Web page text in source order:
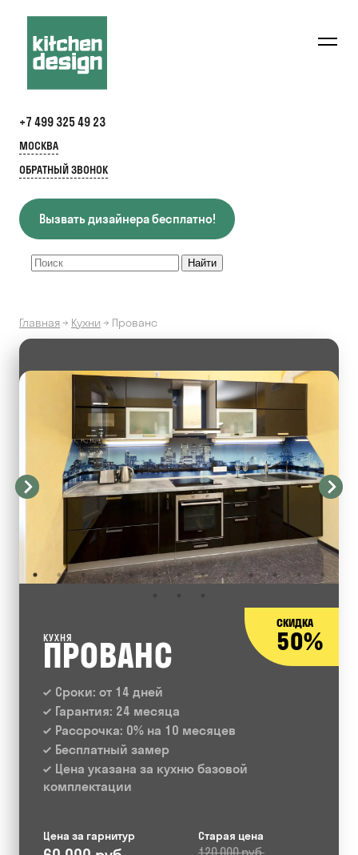
+7 499 325 49 23
МОСКВА
ОБРАТНЫЙ ЗВОНОК
Вызвать дизайнера бесплатно!
Главная→ Кухни → Прованс
СКИДКА
50%
КУХНЯ
ПРОВАНС
Сроки: от 14 дней
Гарантия: 24 месяца
Рассрочка: 0% на 10 месяцев
Бесплатный замер
Цена указана за кухню базовой
комплектации
Цена за гарнитур Старая цена